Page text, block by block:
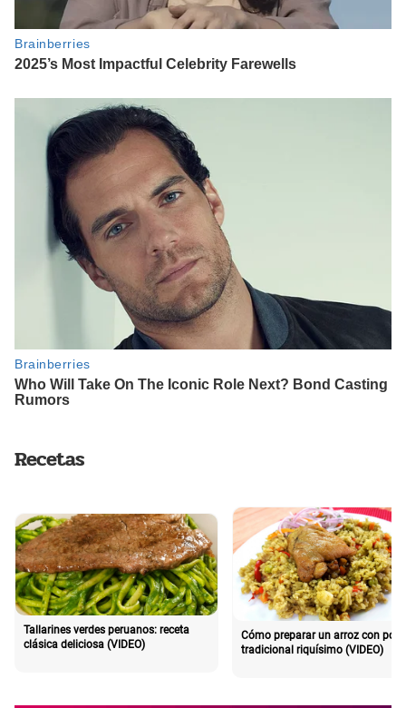
Recetas
Tallarines verdes peruanos: receta
clásica deliciosa (VIDEO)
Cómo preparar un arroz con pollo
tradicional riquísimo (VIDEO)